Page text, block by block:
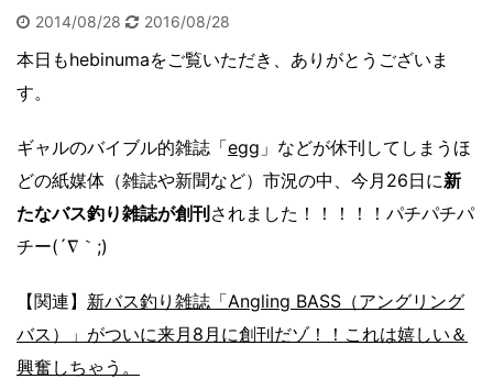
2014/08/28 2016/08/28
本日もhebinumaをご覧いただき、ありがとうございま
す。
ギャルのバイブル的雑誌「egg 」などが休刊してしまうほ
どの紙媒体（雑誌や新聞など）市況の中、今月26日に新
たなバス釣り雑誌が創刊 されました！！！！！パチパチパ
チー(´∇｀;)
【関連】 新バス釣り雑誌「Angling BASS（アングリング
バス）」がついに来月8月に創刊だゾ！！これは嬉しい＆
興奮しちゃう。